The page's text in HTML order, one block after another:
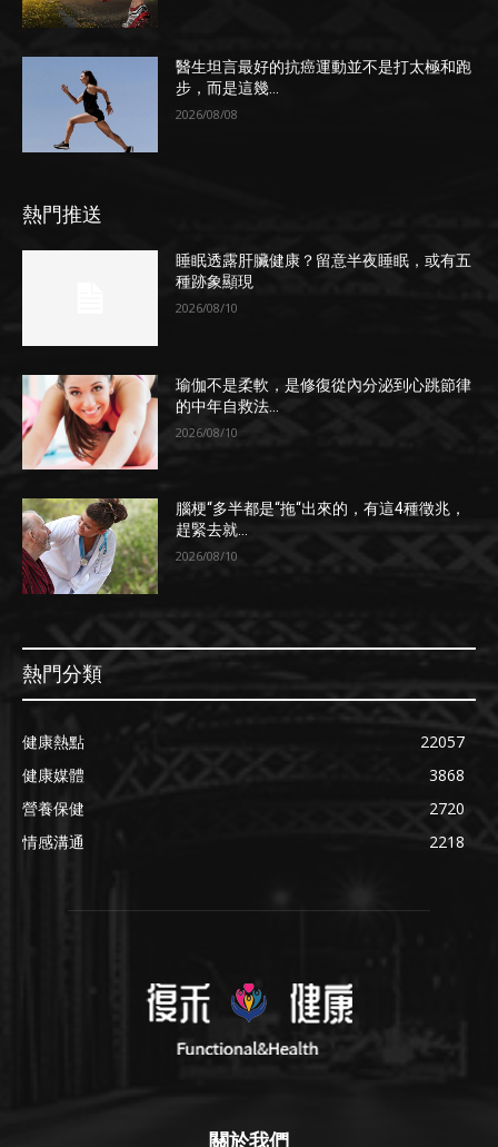
醫生坦言最好的抗癌運動並不是打太極和跑
步，而是這幾...
2026/08/08
熱門推送
睡眠透露肝臟健康？留意半夜睡眠，或有五
種跡象顯現
2026/08/10
瑜伽不是柔軟，是修復從內分泌到心跳節律
的中年自救法...
2026/08/10
腦梗“多半都是“拖“出來的，有這4種徵兆，
趕緊去就...
2026/08/10
熱門分類
健康熱點
22057
健康媒體
3868
營養保健
2720
情感溝通
2218
關於我們